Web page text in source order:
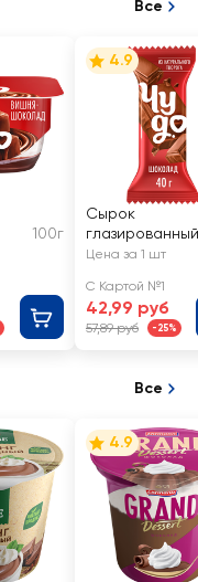
Все
100г
4.9
Сырок
глазированный
ЧУДО со
без змж
Цена за 1 шт
С Картой №1
42,99 руб
57,89 руб -25%
Все
4.9